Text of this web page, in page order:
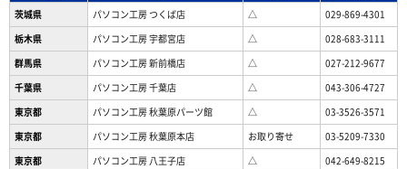
茨城県
パソコン工房 つくば店 △
029-869-4301
栃木県
パソコン工房 宇都宮店 △
028-683-3111
群馬県
パソコン工房 新前橋店 △
027-212-9677
千葉県
パソコン工房 千葉店 △
043-306-4727
東京都
パソコン工房 秋葉原パーツ館 △
03-3526-3571
東京都
パソコン工房 秋葉原本店 お取り寄せ
03-5209-7330
東京都
パソコン工房 八王子店 △
042-649-8215